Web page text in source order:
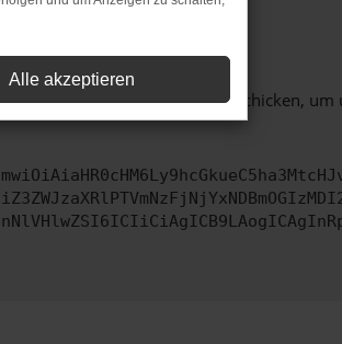
unterstützt werden.
Du kannst uns diesen Text schicken, um
Alle akzeptieren